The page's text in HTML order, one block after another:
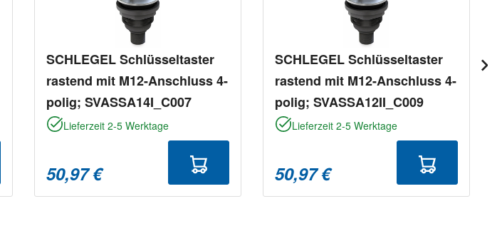
SCHLEGEL Schlüsseltaster
rastend mit M12-Anschluss 4-
polig; SVASSA14I_C007
Lieferzeit 2-5 Werktage
50,97 €
SCHLEGEL Schlüsseltaster
rastend mit M12-Anschluss 4-
polig; SVASSA12II_C009
Lieferzeit 2-5 Werktage
50,97 €